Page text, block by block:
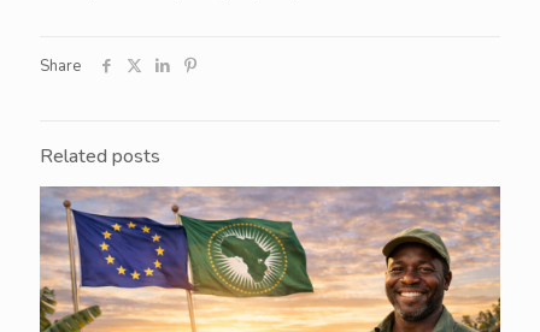
Share
Related posts